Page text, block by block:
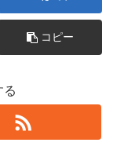
コピー
る